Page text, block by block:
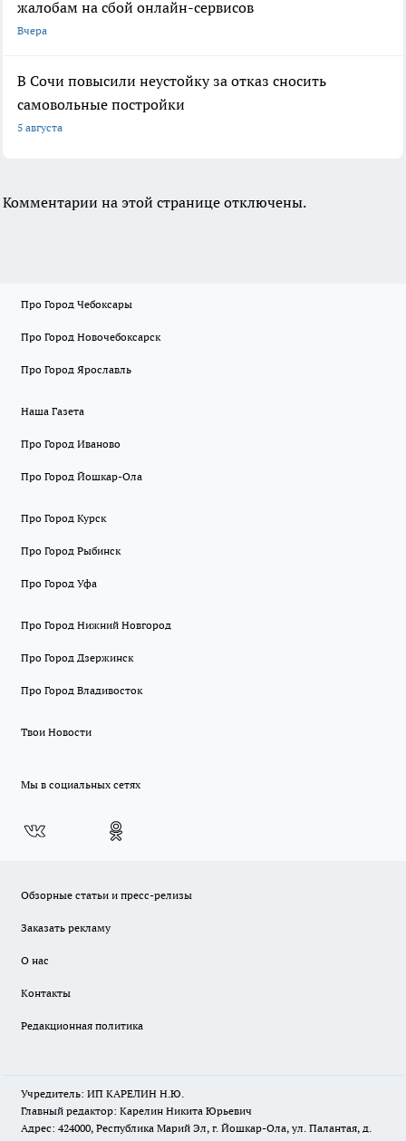
жалобам на сбой онлайн-сервисов
Вчера
В Сочи повысили неустойку за отказ сносить
самовольные постройки
5 августа
Комментарии на этой странице отключены.
Про Город Чебоксары
Про Город Новочебоксарск
Про Город Ярославль
Наша Газета
Про Город Иваново
Про Город Йошкар-Ола
Про Город Курск
Про Город Рыбинск
Про Город Уфа
Про Город Нижний Новгород
Про Город Дзержинск
Про Город Владивосток
Твои Новости
Мы в социальных сетях
Обзорные статьи и пресс-релизы
Заказать рекламу
О нас
Контакты
Редакционная политика
Учредитель: ИП КАРЕЛИН Н.Ю.
Главный редактор: Карелин Никита Юрьевич
Адрес: 424000, Республика Марий Эл, г. Йошкар-Ола, ул. Палантая, д.